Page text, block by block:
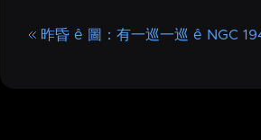
昨昏 ê 圖：有一巡一巡 ê NGC